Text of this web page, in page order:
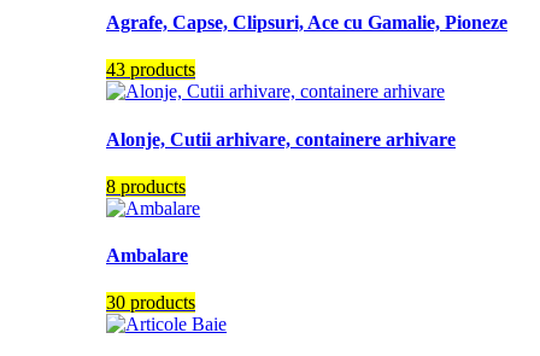
Agrafe, Capse, Clipsuri, Ace cu Gamalie, Pioneze
43 products
Alonje, Cutii arhivare, containere arhivare
8 products
Ambalare
30 products